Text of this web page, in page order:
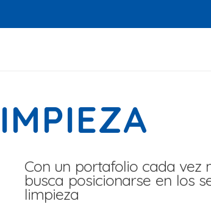
Con un portafolio cada vez
busca posicionarse en los
limpieza